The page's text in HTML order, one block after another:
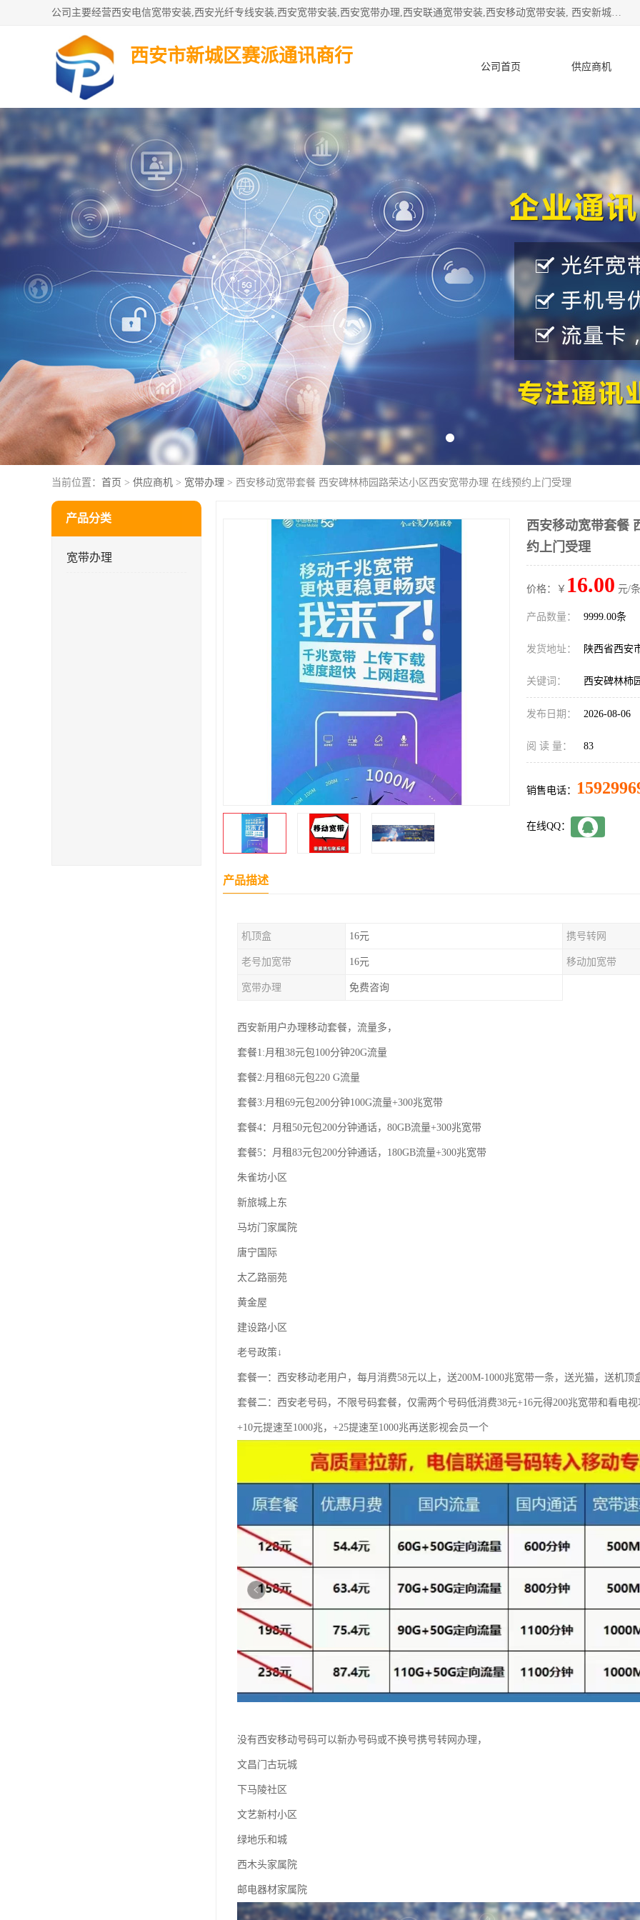
公司主要经营西安电信宽带安装,西安光纤专线安装,西安宽带安装,西安宽带办理,西安联通宽带安装,西安移动宽带安装, 西安新城赛派通讯商行从事西安地区的联通，移动，电信宽带安装，光纤专线安装，宽带办理等业务
西安市新城区赛派通讯商行
公司首页 供应商机
产品知识 客户案例
当前位置： 首页 > 供应商机 > 宽带办理 > 西安移动宽带套餐 西安碑林柿园路荣达小区西安宽带办理 在线预约上门受理
产品分类
宽带办理
西安移动宽带套餐
约上门受理
价格：￥ 16.00 元/
产品数量： 9999.00条
发货地址： 陕西省西安
关键词： 西安碑林柿
发布日期： 2026-08-06
阅 读 量： 83
销售电话：
在线QQ：
产品描述
机顶盒 16元 携号转网
老号加宽带 16元 移动加宽带
宽带办理 免费咨询
西安新用户办理移动套餐，流量多，
套餐1:月租38元包100分钟20G流量
套餐2:月租68元包220 G流量
套餐3:月租69元包200分钟100G流量+300兆宽带
套餐4：月租50元包200分钟通话，80GB流量+300兆宽带
套餐5：月租83元包200分钟通话，180GB流量+300兆宽带
朱雀坊小区
新旅城上东
马坊门家属院
唐宁国际
太乙路丽苑
黄金屋
建设路小区
老号政策↓
套餐一：西安移动老用户，每月消费58元以上，送200M-1000兆宽带一条，送光猫，送机顶
套餐二：西安老号码，不限号码套餐，仅需两个号码低消费38元+16元得200兆宽带和看电视
+10元提速至1000兆，+25提速至1000兆再送影视会员一个
没有西安移动号码可以新办号码或不换号携号转网办理，
文昌门古玩城
下马陵社区
文艺新村小区
绿地乐和城
西木头家属院
邮电器材家属院